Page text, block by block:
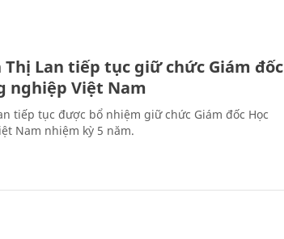
Thị Lan tiếp tục giữ chức Giám đốc
nghiệp Việt Nam
tiếp tục được bổ nhiệm giữ chức Giám đốc Học
Nam nhiệm kỳ 5 năm.